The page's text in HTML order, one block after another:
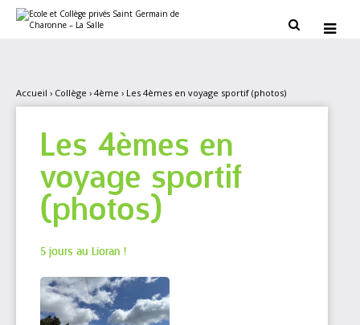
contenu.
personnels
 
Accueil › Collège › 4ème › Les 4èmes en voyage sportif (photos)
Les 4èmes en
voyage sportif
(photos)
5 jours au Lioran !